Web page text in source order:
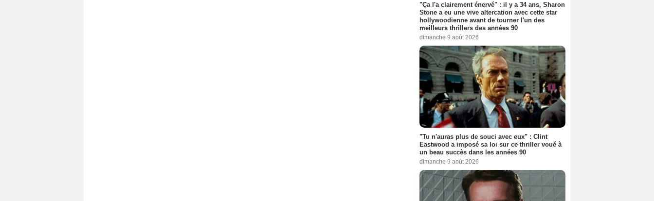
"Ça l'a clairement énervé" : il y a 34 ans, Sharon
Stone a eu une vive altercation avec cette star
hollywoodienne avant de tourner l'un des
meilleurs thrillers des années 90
dimanche 9 août 2026
"Tu n'auras plus de souci avec eux" : Clint
Eastwood a imposé sa loi sur ce thriller voué à
un beau succès dans les années 90
dimanche 9 août 2026